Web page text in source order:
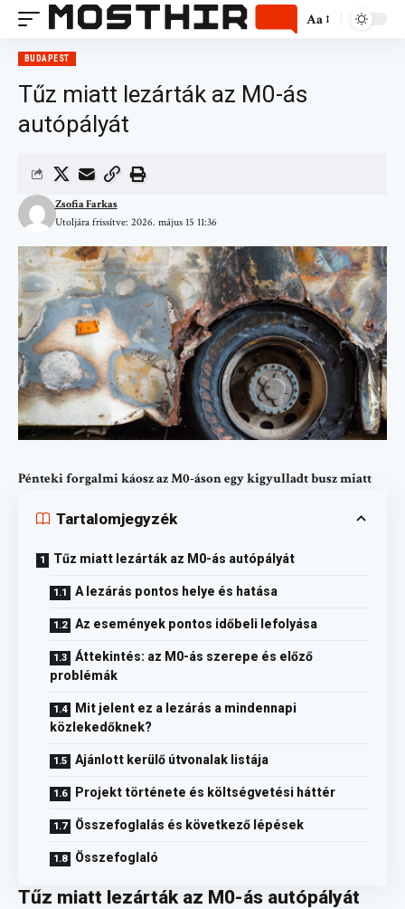
Aa
BUDAPEST
Tűz miatt lezárták az M0-ás
autópályát
Utoljára frissítve: 2026. május 15 11:36
Zsofia Farkas
Pénteki forgalmi káosz az M0-áson egy kigyulladt busz miatt
Tartalomjegyzék
Tűz miatt lezárták az M0-ás autópályát
A lezárás pontos helye és hatása
Az események pontos időbeli lefolyása
Áttekintés: az M0-ás szerepe és előző
problémák
Mit jelent ez a lezárás a mindennapi
közlekedőknek?
Ajánlott kerülő útvonalak listája
Projekt története és költségvetési háttér
Összefoglalás és következő lépések
Összefoglaló
Tűz miatt lezárták az M0-ás autópályát